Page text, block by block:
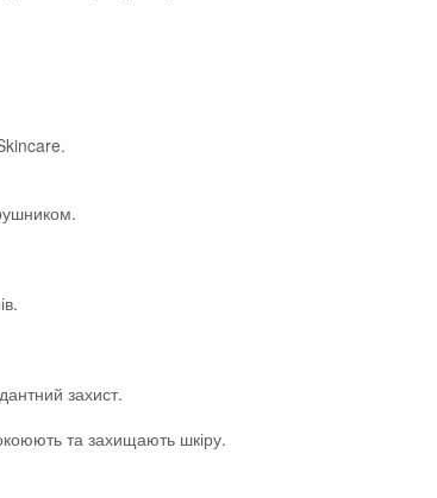
захист.
та захищають шкіру.